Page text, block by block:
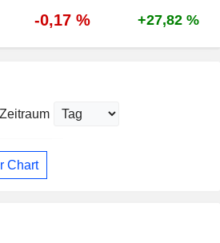
-0,17 % +27,82 %
Zeitraum
Chart